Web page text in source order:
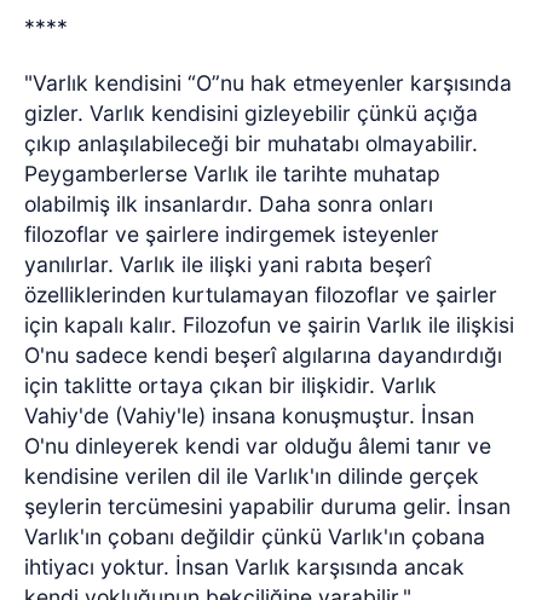
****
"Varlık kendisini “O”nu hak etmeyenler karşısında
gizler. Varlık kendisini gizleyebilir çünkü açığa
çıkıp anlaşılabileceği bir muhatabı olmayabilir.
Peygamberlerse Varlık ile tarihte muhatap
olabilmiş ilk insanlardır. Daha sonra onları
filozoflar ve şairlere indirgemek isteyenler
yanılırlar. Varlık ile ilişki yani rabıta beşerî
özelliklerinden kurtulamayan filozoflar ve şairler
için kapalı kalır. Filozofun ve şairin Varlık ile ilişkisi
O'nu sadece kendi beşerî algılarına dayandırdığı
için taklitte ortaya çıkan bir ilişkidir. Varlık
Vahiy'de (Vahiy'le) insana konuşmuştur. İnsan
O'nu dinleyerek kendi var olduğu âlemi tanır ve
kendisine verilen dil ile Varlık'ın dilinde gerçek
şeylerin tercümesini yapabilir duruma gelir. İnsan
Varlık'ın çobanı değildir çünkü Varlık'ın çobana
ihtiyacı yoktur. İnsan Varlık karşısında ancak